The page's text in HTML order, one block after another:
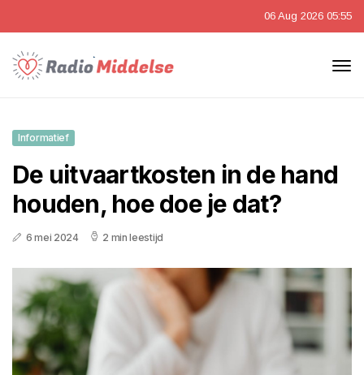
06 Aug 2026 05:55
Informatief
De uitvaartkosten in de hand
houden, hoe doe je dat?
6 mei 2024 2 min leestijd